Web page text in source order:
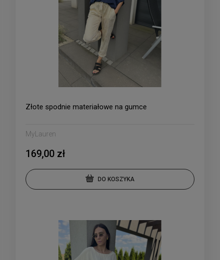
Złote spodnie materiałowe na gumce
MyLauren
169,00 zł
DO KOSZYKA